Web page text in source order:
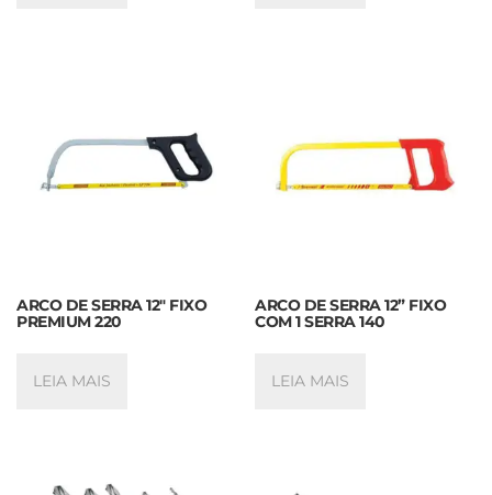
ARCO DE SERRA 12″ FIXO
PREMIUM 220
LEIA MAIS
ARCO DE SERRA 12” FIXO
COM 1 SERRA 140
LEIA MAIS